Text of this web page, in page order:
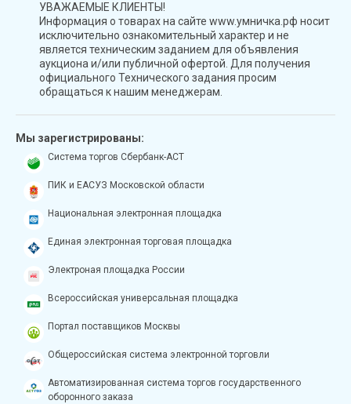
УВАЖАЕМЫЕ КЛИЕНТЫ!
Информация о товарах на сайте www.умничка.рф носит
исключительно ознакомительный характер и не
является техническим заданием для объявления
аукциона и/или публичной офертой. Для получения
официального Технического задания просим
обращаться к нашим менеджерам.
Мы зарегистрированы:
Система торгов Сбербанк-АСТ
ПИК и ЕАСУЗ Московской области
Национальная электронная площадка
Единая электронная торговая площадка
Электроная площадка России
Всероссийская универсальная площадка
Портал поставщиков Москвы
Общероссийская система электронной торговли
Автоматизированная система торгов государственного
оборонного заказа